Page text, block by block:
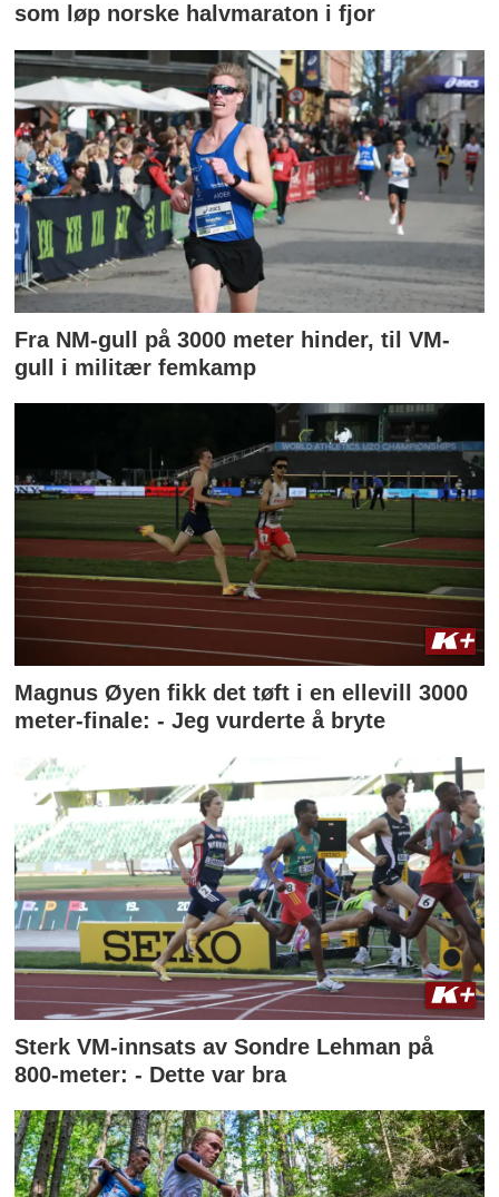
som løp norske halvmaraton i fjor
Fra NM-gull på 3000 meter hinder, til VM-
gull i militær femkamp
Magnus Øyen fikk det tøft i en ellevill 3000
meter-finale: - Jeg vurderte å bryte
Sterk VM-innsats av Sondre Lehman på
800-meter: - Dette var bra